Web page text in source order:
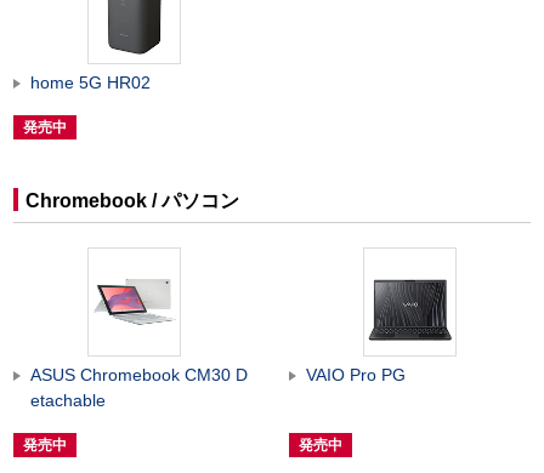
home 5G HR02
発売中
Chromebook / パソコン
ASUS Chromebook CM30 D
etachable
発売中
VAIO Pro PG
発売中